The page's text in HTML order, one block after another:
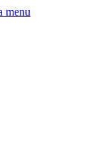
menu